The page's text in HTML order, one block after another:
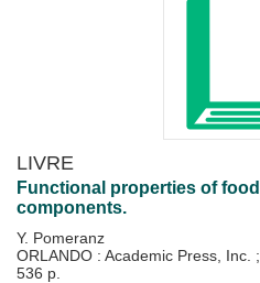
LIVRE
Functional properties of food
components.
Y. Pomeranz
ORLANDO : Academic Press, Inc. ;
536 p.